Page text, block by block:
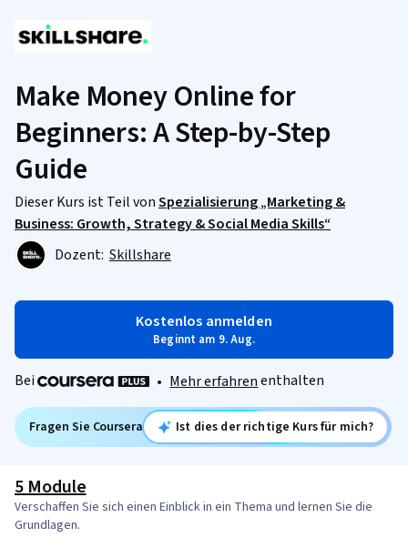
Make Money Online for
Beginners: A Step-by-Step
Guide
Dieser Kurs ist Teil vonSpezialisierung „Marketing &
Business: Growth, Strategy & Social Media Skills“
Dozent: Skillshare
Kostenlos anmelden
Beginnt am 9. Aug.
Bei • Mehr erfahrenenthalten
Fragen Sie Coursera Ist dies der richtige Kurs für mich?
5 Module
Verschaffen Sie sich einen Einblick in ein Thema und lernen Sie die
Grundlagen.